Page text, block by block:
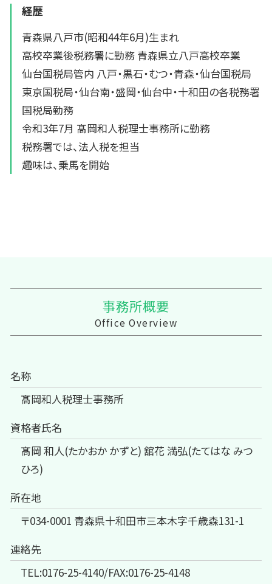
経歴
青森県八戸市(昭和44年6月)生まれ
高校卒業後税務署に勤務 青森県立八戸高校卒業
仙台国税局管内 八戸・黒石・むつ・青森・仙台国税局
東京国税局・仙台南・盛岡・仙台中・十和田の各税務署
国税局勤務
令和3年7月 髙岡和人税理士事務所に勤務
税務署では、法人税を担当
趣味は、乗馬を開始
事務所概要
Office Overview
名称
髙岡和人税理士事務所
資格者氏名
髙岡 和人(たかおか かずと) 舘花 満弘(たてはな みつ
ひろ)
所在地
〒034-0001 青森県十和田市三本木字千歳森131-1
連絡先
TEL:0176-25-4140/FAX:0176-25-4148